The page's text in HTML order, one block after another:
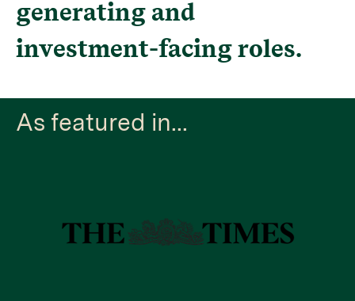
generating and
investment-facing roles.
As featured in...